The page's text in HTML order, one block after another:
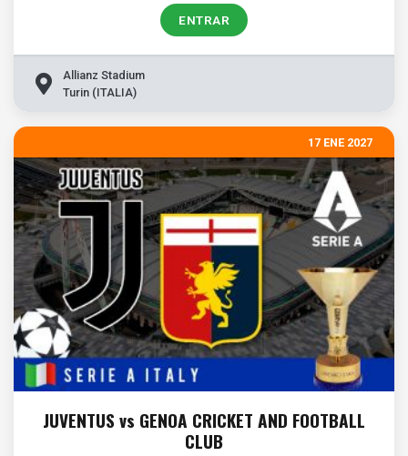
ENTRAR
Allianz Stadium
Turin (ITALIA)
17 ENE 2027
JUVENTUS vs GENOA CRICKET AND FOOTBALL
CLUB